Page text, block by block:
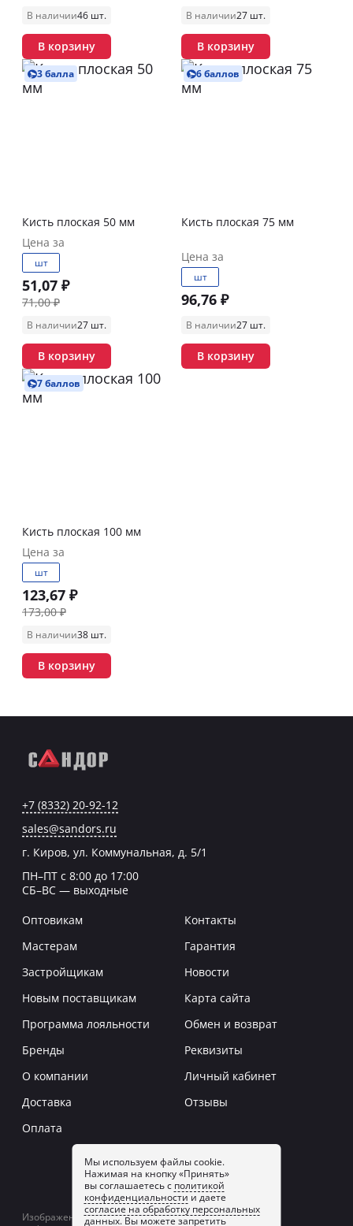
В наличии46 шт.
В корзину
В наличии27 шт.
В корзину
3 балла
Кисть плоская 50 мм
Цена за
шт
51,07 ₽
71,00 ₽
В наличии27 шт.
В корзину
6 баллов
Кисть плоская 75 мм
Цена за
шт
96,76 ₽
В наличии27 шт.
В корзину
7 баллов
Кисть плоская 100 мм
Цена за
шт
123,67 ₽
173,00 ₽
В наличии38 шт.
В корзину
Мы используем файлы cookie.
Нажимая на кнопку «Принять»
вы соглашаетесь с политикой
конфиденциальности и даете
согласие на обработку персональных
данных. Вы можете запретить
+7 (8332) 20-92-12
sales@sandors.ru
г. Киров, ул. Коммунальная, д. 5/1
ПН–ПТ с 8:00 до 17:00
СБ–ВС — выходные
Оптовикам
Мастерам
Застройщикам
Новым поставщикам
Программа лояльности
Бренды
О компании
Доставка
Оплата
Контакты
Гарантия
Новости
Карта сайта
Обмен и возврат
Реквизиты
Личный кабинет
Отзывы
Заказать звонок
Изображение товаров на сайте может отличаться